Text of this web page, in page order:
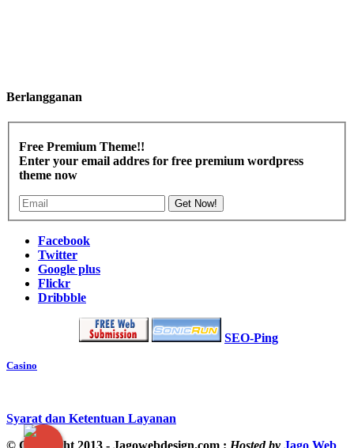
Berlangganan
Free Premium Theme!!
Enter your email addres for free premium wordpress
theme now
Get Now!
Facebook
Twitter
Google plus
Flickr
Dribbble
SEO-Ping
Casino
Syarat dan Ketentuan Layanan